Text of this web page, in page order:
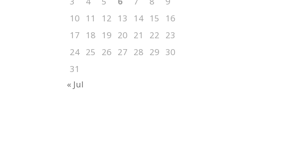
10
11 12 13 14 15
16
17
18 19 20 21 22
23
24 25 26 27 28 29 30
31
« Jul